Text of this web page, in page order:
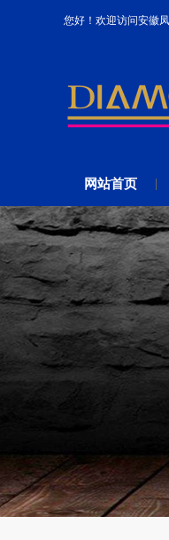
您好！欢迎访问安徽
网站首页